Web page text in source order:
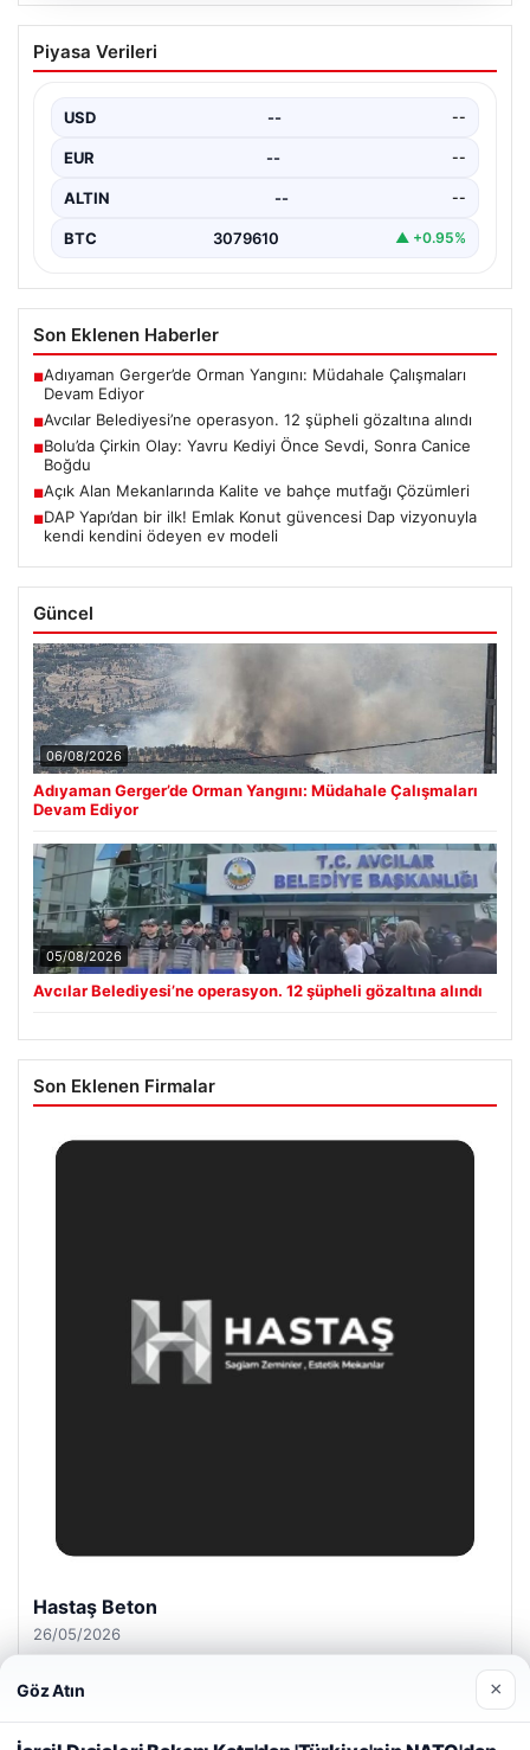
Avcılar Belediyesi’ne operasyon. 12
şüpheli gözaltına alındı
Piyasa Verileri
USD -- --
EUR -- --
ALTIN -- --
BTC 3079610 ▲ +0.95%
Son Eklenen Haberler
■Adıyaman Gerger’de Orman Yangını: Müdahale Çalışmaları
Devam Ediyor
■Avcılar Belediyesi’ne operasyon. 12 şüpheli gözaltına alındı
■Bolu’da Çirkin Olay: Yavru Kediyi Önce Sevdi, Sonra Canice
Boğdu
■Açık Alan Mekanlarında Kalite ve bahçe mutfağı Çözümleri
■DAP Yapı’dan bir ilk! Emlak Konut güvencesi Dap vizyonuyla
kendi kendini ödeyen ev modeli
Güncel
06/08/2026
Adıyaman Gerger’de Orman Yangını: Müdahale Çalışmaları
Devam Ediyor
05/08/2026
Avcılar Belediyesi’ne operasyon. 12 şüpheli gözaltına alındı
Son Eklenen Firmalar
Enes Kaplan Avukatlık Bürosu
28/04/2026
Göz Atın ×